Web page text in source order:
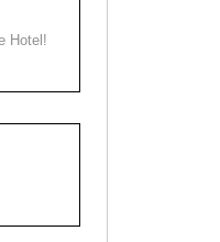
Hotel!